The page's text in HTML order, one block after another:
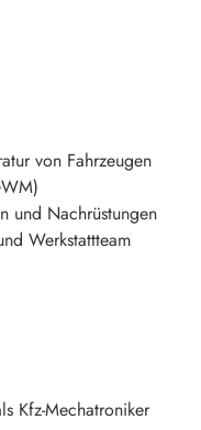
von Fahrzeugen
und Nachrüstungen
Werkstattteam
Kfz-Mechatroniker